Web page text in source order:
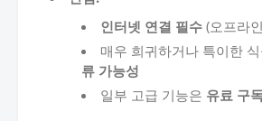
인터넷 연결 필수 (오프라
매우 희귀하거나 특이한
류 가능성
일부 고급 기능은 유료 구